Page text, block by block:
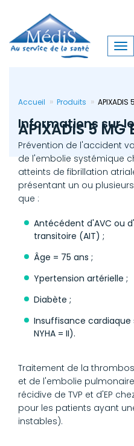
contenu
principal
Accueil Produits APIXADIS
APIXADIS 5 MG
Informations sur
Prévention de l'accident
de l'embolie systémique
atteints de fibrillation
présentant un ou
que :
Antécédent d'AVC ou
transitoire (AIT) ;
Âge = 75 ans ;
Ypertension artérielle ;
Diabète ;
Insuffisance
NYHA = II).
Traitement de la
et de l'embolie
récidive de TVP et d'EP
pour les patients ayant
instables).